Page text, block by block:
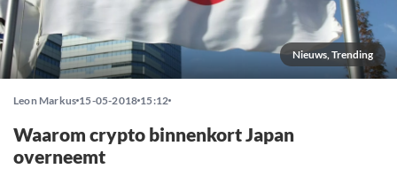
Nieuws, Trending
Leon Markus 15-05-2018 15:12
Waarom crypto binnenkort Japan
overneemt